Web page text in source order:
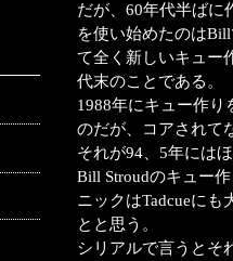
だが、60年代半ばに
を使い始めたのは
て全く新しいキュー
代末のことである。
1988年にキュー作り
のだが、コアされて
それが94、5年には
Bill Stroudのキュー
ニックはTadcueに
とと思う。
シリアルで言うとそ